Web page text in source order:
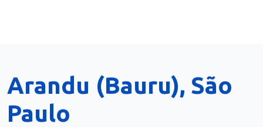
Arandu (Bauru), São
Paulo